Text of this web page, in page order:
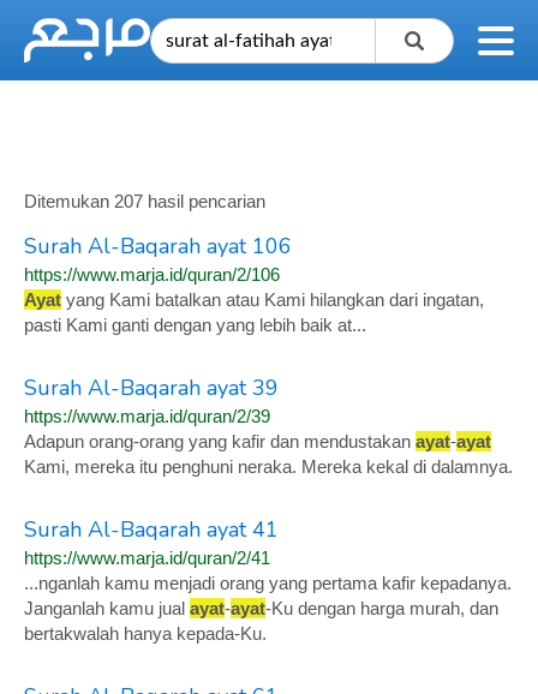
Ditemukan 207 hasil pencarian
Surah Al-Baqarah ayat 106
https://www.marja.id/quran/2/106
Ayat yang Kami batalkan atau Kami hilangkan dari ingatan,
pasti Kami ganti dengan yang lebih baik at...
Surah Al-Baqarah ayat 39
https://www.marja.id/quran/2/39
Adapun orang-orang yang kafir dan mendustakan ayat-ayat
Kami, mereka itu penghuni neraka. Mereka kekal di dalamnya.
Surah Al-Baqarah ayat 41
https://www.marja.id/quran/2/41
...nganlah kamu menjadi orang yang pertama kafir kepadanya.
Janganlah kamu jual ayat-ayat-Ku dengan harga murah, dan
bertakwalah hanya kepada-Ku.